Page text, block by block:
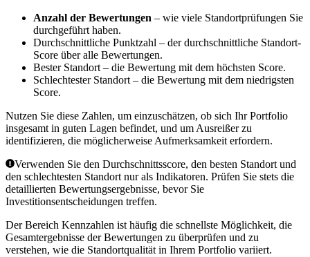
Anzahl der Bewertungen – wie viele Standortprüfungen Sie
durchgeführt haben.
Durchschnittliche Punktzahl – der durchschnittliche Standort-
Score über alle Bewertungen.
Bester Standort – die Bewertung mit dem höchsten Score.
Schlechtester Standort – die Bewertung mit dem niedrigsten
Score.
Nutzen Sie diese Zahlen, um einzuschätzen, ob sich Ihr Portfolio
insgesamt in guten Lagen befindet, und um Ausreißer zu
identifizieren, die möglicherweise Aufmerksamkeit erfordern.
Verwenden Sie den Durchschnittsscore, den besten Standort und
den schlechtesten Standort nur als Indikatoren. Prüfen Sie stets die
detaillierten Bewertungsergebnisse, bevor Sie
Investitionsentscheidungen treffen.
Der Bereich Kennzahlen ist häufig die schnellste Möglichkeit, die
Gesamtergebnisse der Bewertungen zu überprüfen und zu
verstehen, wie die Standortqualität in Ihrem Portfolio variiert.